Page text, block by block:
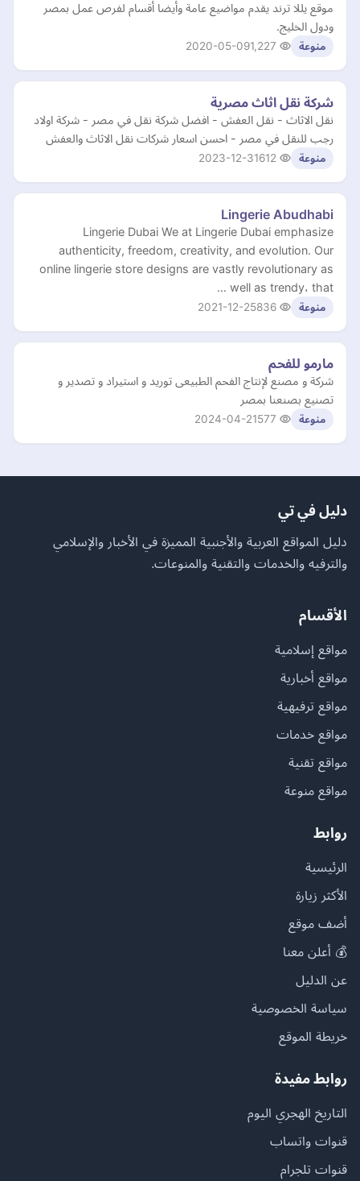
موقع يللا ترند يقدم مواضيع عامة وأيضا أقسام لفرص عمل بمصر
ودول الخليج.
منوعة 2020-05-09
شركة نقل اثاث مصرية
نقل الاثاث - نقل العفش - افضل شركة نقل في مصر - شركة اولاد
رجب للنقل في مصر - احسن اسعار شركات نقل الاثاث والعفش
منوعة 2023-12-31
Lingerie Abudhabi
Lingerie Dubai We at Lingerie Dubai emphasize
authenticity, freedom, creativity, and evolution. Our
online lingerie store designs are vastly revolutionary as
well as trendy، that …
منوعة 2021-12-25
مارمو للفحم
شركة و مصنع لإنتاج الفحم الطبيعى توريد و استيراد و تصدير و
تصنيع بصنعنا بمصر
منوعة 2024-04-21
دليل في تي
دليل المواقع العربية والأجنبية المميزة في الأخبار والإسلامي
والترفيه والخدمات والتقنية والمنوعات.
الأقسام
مواقع إسلامية
مواقع أخبارية
مواقع ترفيهية
مواقع خدمات
مواقع تقنية
مواقع منوعة
روابط
الرئيسية
الأكثر زيارة
أضف موقع
💰 أعلن معنا
عن الدليل
سياسة الخصوصية
خريطة الموقع
روابط مفيدة
التاريخ الهجري اليوم
قنوات واتساب
قنوات تلجرام